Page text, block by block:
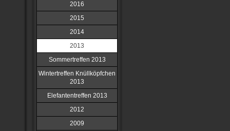
2016
2015
2014
2013
Sommertreffen 2013
Wintertreffen Knüllköpfchen
2013
Elefantentreffen 2013
2012
2009